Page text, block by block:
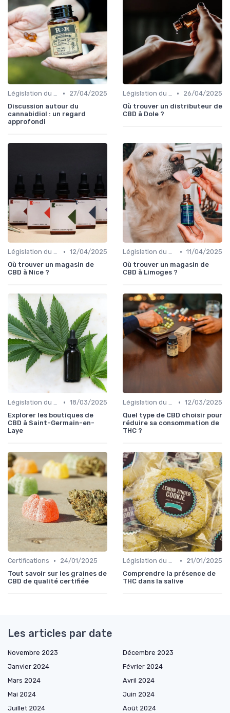
Législation du CBD •
27/04/2025
Discussion autour du
cannabidiol : un regard
approfondi
Législation du CBD •
26/04/2025
Où trouver un distributeur de
CBD à Dole ?
Législation du CBD • 12/04/2025
Où trouver un magasin de
CBD à Nice ?
Législation du CBD • 11/04/2025
Où trouver un magasin de
CBD à Limoges ?
Législation du CBD • 18/03/2025
Explorer les boutiques de
CBD à Saint-Germain-en-
Laye
Législation du CBD • 12/03/2025
Quel type de CBD choisir pour
réduire sa consommation de
THC ?
Certifications •
24/01/2025
Tout savoir sur les graines de
CBD de qualité certifiée
Législation du CBD •
21/01/2025
Comprendre la présence de
THC dans la salive
Les articles par date
Novembre 2023
Décembre 2023
Janvier 2024
Février 2024
Mars 2024
Avril 2024
Mai 2024
Juin 2024
Juillet 2024
Août 2024